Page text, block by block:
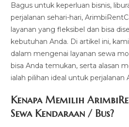
Bagus untuk keperluan bisnis,
perjalanan sehari-hari,
layanan yang fleksibel dan bisa
kebutuhan Anda. Di artikel ini,
dalam mengenai layanan sewa
bisa Anda temukan, serta alasan
ialah pilihan ideal untuk perjalanan
Kenapa Memilih
Sewa Kendaraan / Bus?